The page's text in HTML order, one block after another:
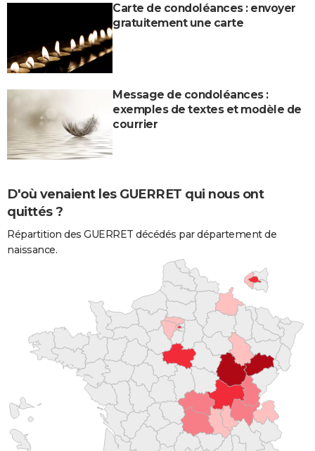
Carte de condoléances : envoyer
gratuitement une carte
Message de condoléances :
exemples de textes et modèle de
courrier
D'où venaient les GUERRET qui nous ont
quittés ?
Répartition des GUERRET décédés par département de
naissance.